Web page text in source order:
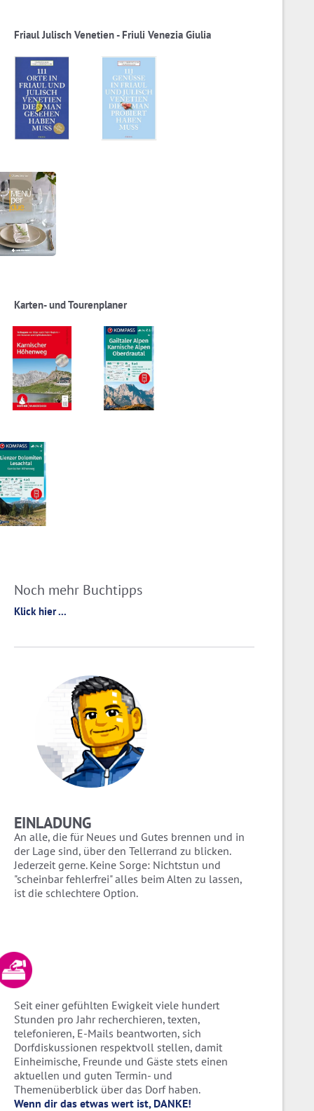
Friaul Julisch Venetien - Friuli Venezia Giulia
Karten- und Tourenplaner
Noch mehr Buchtipps
Klick hier ...
EINLADUNG
An alle, die für Neues und Gutes brennen und in
der Lage sind, über den Tellerrand zu blicken.
Jederzeit gerne. Keine Sorge: Nichtstun und
"scheinbar fehlerfrei" alles beim Alten zu lassen,
ist die schlechtere Option.
Seit einer gefühlten Ewigkeit viele hundert
Stunden pro Jahr recherchieren, texten,
telefonieren, E-Mails beantworten, sich
Dorfdiskussionen respektvoll stellen, damit
Einheimische, Freunde und Gäste stets einen
aktuellen und guten Termin- und
Themenüberblick über das Dorf haben.
Wenn dir das etwas wert ist, DANKE!